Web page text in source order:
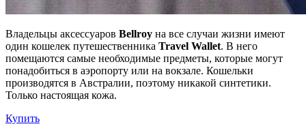
Владельцы аксессуаров Bellroy на все случаи жизни имеют
один кошелек путешественника Travel Wallet. В него
помещаются самые необходимые предметы, которые могут
понадобиться в аэропорту или на вокзале. Кошельки
производятся в Австралии, поэтому никакой синтетики.
Только настоящая кожа.
Купить